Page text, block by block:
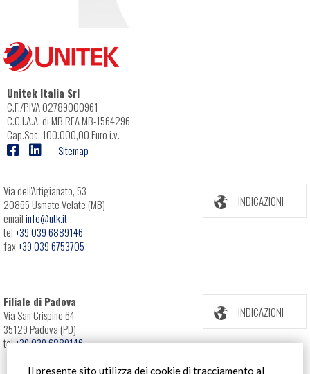
Il presente sito utilizza dei cookie di tracciamento al
Unitek Italia Srl
C.F./P.IVA 02789000961
C.C.I.A.A. di MB REA MB-1564296
Cap.Soc. 100.000,00 Euro i.v.
Sitemap
Via dell'Artigianato, 53
20865 Usmate Velate (MB)
emailinfo@utk.it
tel+39 039 6889146
fax+39 039 6753705
INDICAZIONI
Filiale di Padova
Via San Crispino 64
35129 Padova (PD)
tel+39 039 6889146
INDICAZIONI